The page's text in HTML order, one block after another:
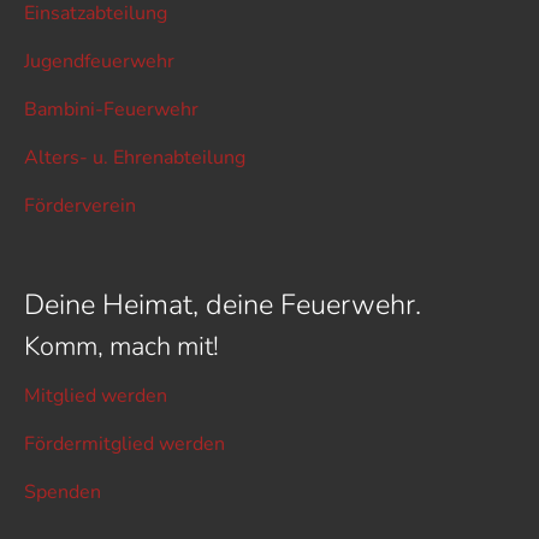
Einsatzabteilung
Jugendfeuerwehr
Bambini-Feuerwehr
Alters- u. Ehrenabteilung
Förderverein
Deine Heimat, deine Feuerwehr.
Komm, mach mit!
Mitglied werden
Fördermitglied werden
Spenden